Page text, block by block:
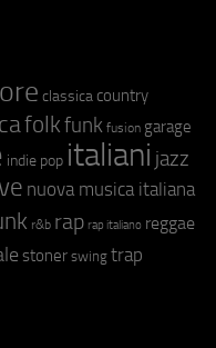
classica country
folkfunk fusion garage
indie pop italiani jazz
nuova musica italiana
r&b rap rap italiano reggae
stoner swing trap